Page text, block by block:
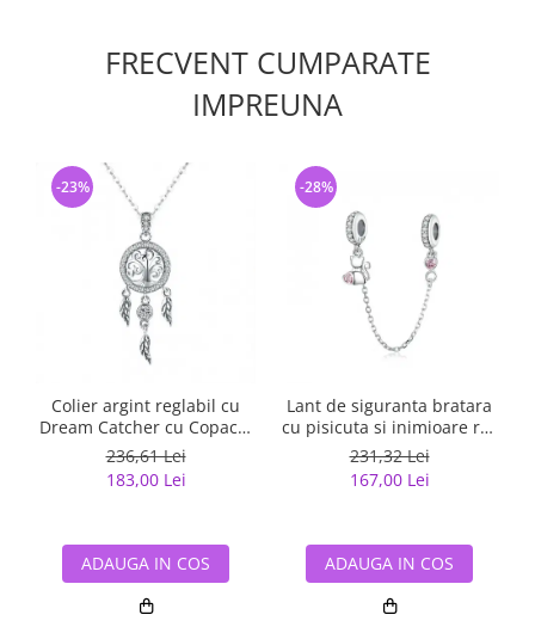
FRECVENT CUMPARATE
IMPREUNA
Colier argint reglabil cu
Dream Catcher cu Copacul
Vietii
236,61 Lei
183,00 Lei
-23%
ADAUGA IN COS
Lant de siguranta bratara
cu pisicuta si inimioare roz
argint
231,32 Lei
167,00 Lei
-28%
ADAUGA IN COS